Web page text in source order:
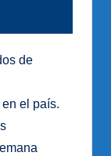
de
el país.